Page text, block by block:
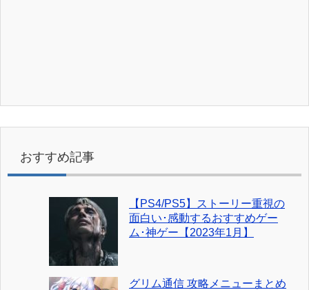
おすすめ記事
【PS4/PS5】ストーリー重視の
面白い･感動するおすすめゲー
ム･神ゲー【2023年1月】
グリム通信 攻略メニューまとめ